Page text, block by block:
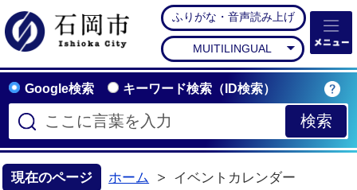
石岡市公式ホームペー
ふりがな・音声読み上げ
MUITILINGUAL
Google検索 キーワード検索（ID検索）
現在のページ ホーム イベントカレンダー